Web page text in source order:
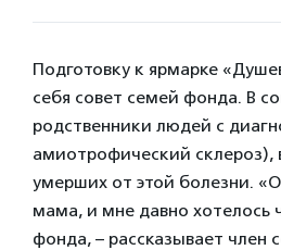
Подготовку к ярмарке
себя совет семей фонда. В
родственники людей с
амиотрофический склероз),
умерших от этой болезни.
мама, и мне давно хотелось
фонда, – рассказывает член